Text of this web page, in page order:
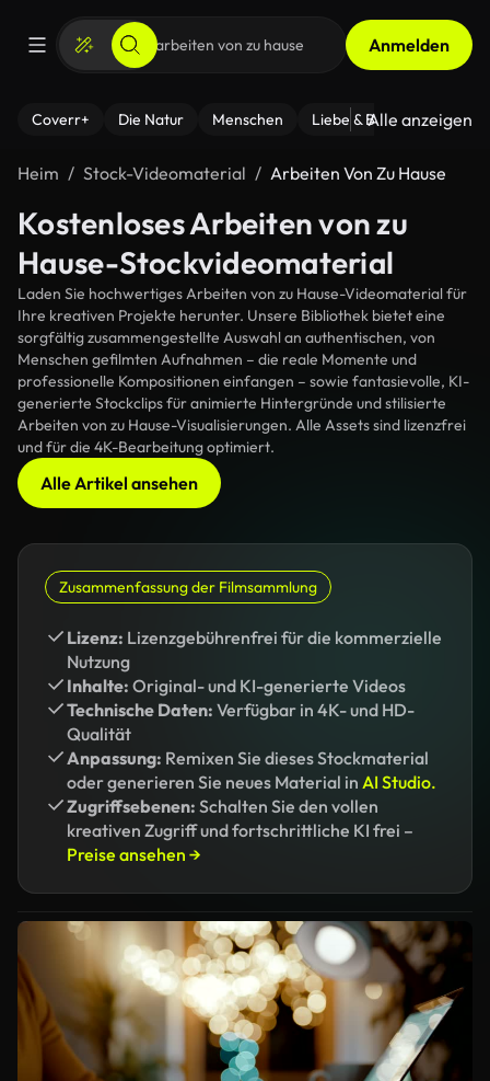
Anmelden
Coverr+ Die Natur Menschen Liebe & Beziehungen
Alle anzeigen
Heim Stock-Videomaterial Arbeiten Von Zu Hause
Kostenloses Arbeiten von zu
Hause-Stockvideomaterial
Laden Sie hochwertiges Arbeiten von zu Hause-Videomaterial für
Ihre kreativen Projekte herunter. Unsere Bibliothek bietet eine
sorgfältig zusammengestellte Auswahl an authentischen, von
Menschen gefilmten Aufnahmen – die reale Momente und
professionelle Kompositionen einfangen – sowie fantasievolle, KI-
generierte Stockclips für animierte Hintergründe und stilisierte
Arbeiten von zu Hause-Visualisierungen. Alle Assets sind lizenzfrei
und für die 4K-Bearbeitung optimiert.
Alle Artikel ansehen
Zusammenfassung der Filmsammlung
Lizenz: Lizenzgebührenfrei für die kommerzielle
Nutzung
Inhalte: Original- und KI-generierte Videos
Technische Daten: Verfügbar in 4K- und HD-
Qualität
Anpassung: Remixen Sie dieses Stockmaterial
oder generieren Sie neues Material in AI Studio.
Zugriffsebenen: Schalten Sie den vollen
kreativen Zugriff und fortschrittliche KI frei –
Preise ansehen →